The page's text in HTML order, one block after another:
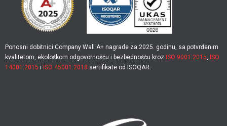
Ponosni dobitnici Company Wall A+ nagrade za 2025. godinu, sa potvrđenim
kvalitetom, ekološkom odgovornošću i bezbednošću kroz ISO 9001:2015, ISO
14001:2015 i ISO 45001:2018 sertifikate od ISOQAR.